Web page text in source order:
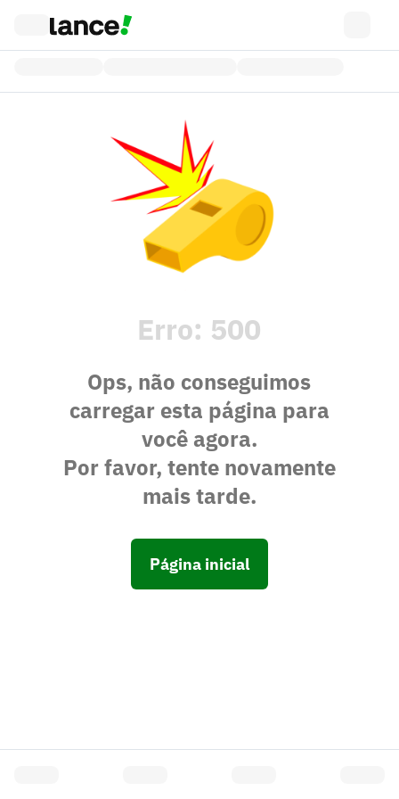
Erro: 500
Ops, não conseguimos
carregar esta página para
você agora.
Por favor, tente novamente
mais tarde.
Página inicial